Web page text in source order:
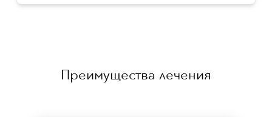
Преимущества лечения